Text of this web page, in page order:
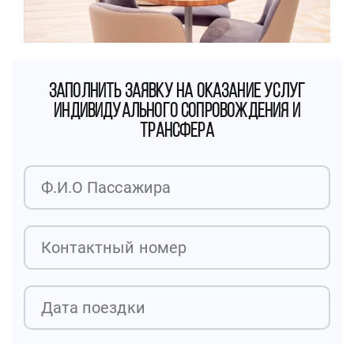
ЗАПОЛНИТЬ ЗАЯВКУ НА ОКАЗАНИЕ УСЛУГ
ИНДИВИДУАЛЬНОГО СОПРОВОЖДЕНИЯ И
ТРАНСФЕРА